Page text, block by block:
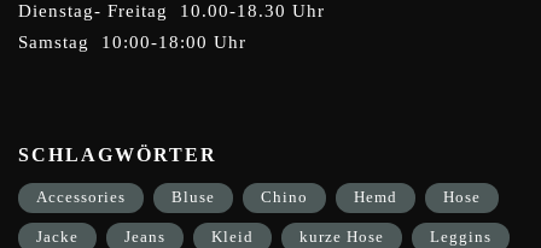
Dienstag- Freitag 10.00-18.30 Uhr
Samstag 10:00-18:00 Uhr
SCHLAGWÖRTER
Accessories Bluse Chino Hemd Hose
Jacke Jeans Kleid kurze Hose Leggins